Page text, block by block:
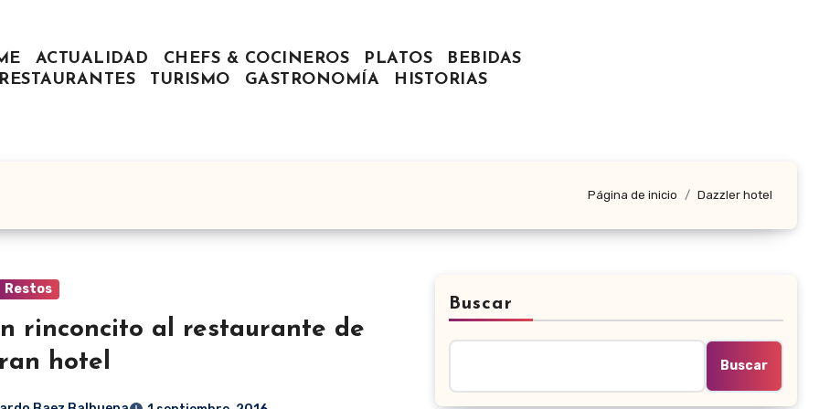
ACTUALIDAD CHEFS & COCINEROS PLATOS
BEBIDAS
RESTAURANTES
TURISMO GASTRONOMÍA HISTORIAS
Página de inicio Dazzler hotel
Restos
rinconcito al restaurante de
hotel
Buscar
Buscar